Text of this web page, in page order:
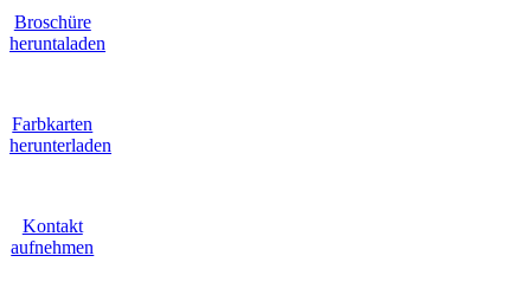
Broschüre
heruntaladen
Farbkarten
herunterladen
Kontakt
aufnehmen